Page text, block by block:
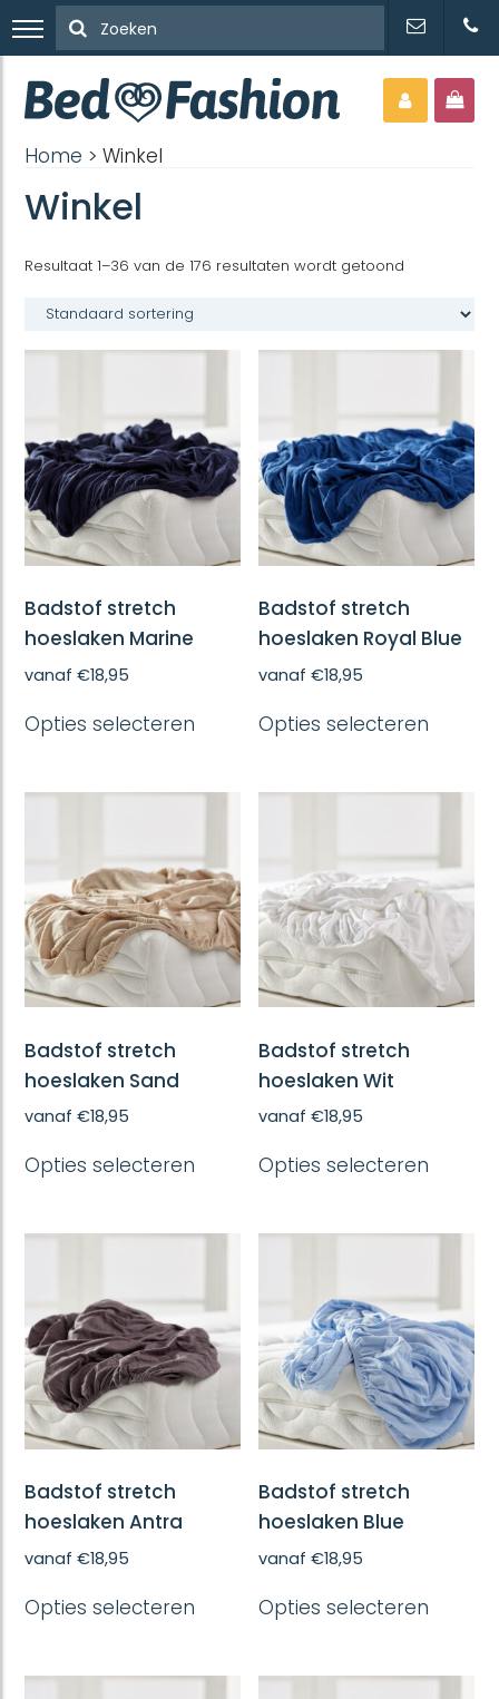
Home > Winkel
Winkel
Resultaat 1–36 van de 176 resultaten wordt getoond
Badstof stretch
hoeslaken Marine
vanaf€18,95
Opties selecteren product
variaties.
kan
gekozen
worden
op
de
productpagina
Badstof stretch
hoeslaken Royal Blue
vanaf€18,95
Opties selecteren
kan
op
Badstof stretch
hoeslaken Sand
vanaf€18,95
Opties selecteren product
variaties.
kan
gekozen
worden
op
de
productpagina
Badstof stretch
hoeslaken Wit
vanaf€18,95
Opties selecteren
kan
op
de
Badstof stretch
hoeslaken Antra
vanaf€18,95
Opties selecteren product
variaties.
Badstof stretch
hoeslaken Blue
vanaf€18,95
Opties selecteren